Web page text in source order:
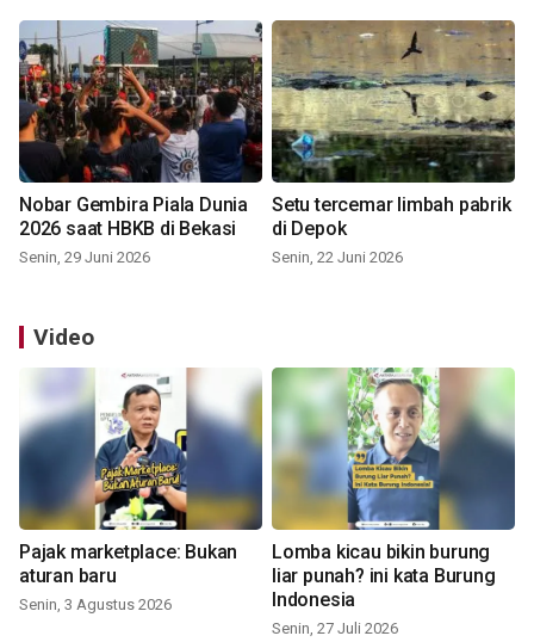
Nobar Gembira Piala Dunia
2026 saat HBKB di Bekasi
Senin, 29 Juni 2026
Setu tercemar limbah pabrik
di Depok
Senin, 22 Juni 2026
Video
Pajak marketplace: Bukan
aturan baru
Senin, 3 Agustus 2026
Lomba kicau bikin burung
liar punah? ini kata Burung
Indonesia
Senin, 27 Juli 2026